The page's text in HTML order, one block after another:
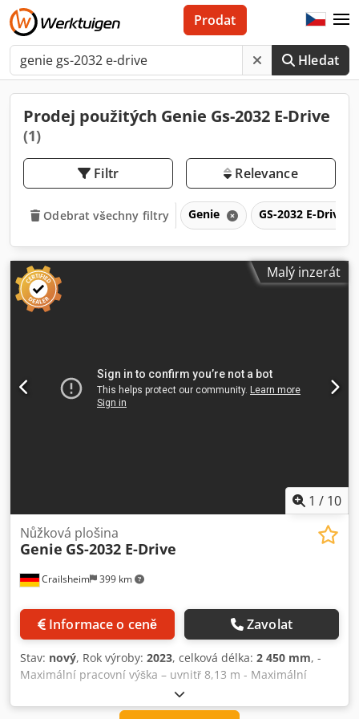
Hledat
Prodat
Prodej použitých Genie Gs-2032 E-Drive
(1)
Filtr Relevance
Odebrat všechny filtry Genie GS-2032 E-Drive
Malý inzerát
1 / 10
Crailsheim 399 km
Nůžková plošina
Genie GS-2032 E-Drive
Informace o ceně Zavolat
Stav: nový, Rok výroby: 2023, celková délka: 2 450 mm, -
Maximální pracovní výška – uvnitř 8,13 m - Maximální
pracovní výška – venku 6,98 m - Maximální výška plošiny –
uvnitř 6,13 m - Maximální výška plošiny – venku 4,98 m -